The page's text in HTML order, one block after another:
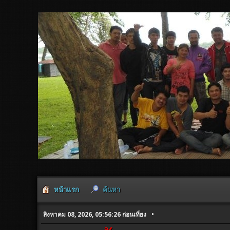
หน้าแรก ค้นหา
สิงหาคม 08, 2026, 05:56:26 ก่อนเที่ยง